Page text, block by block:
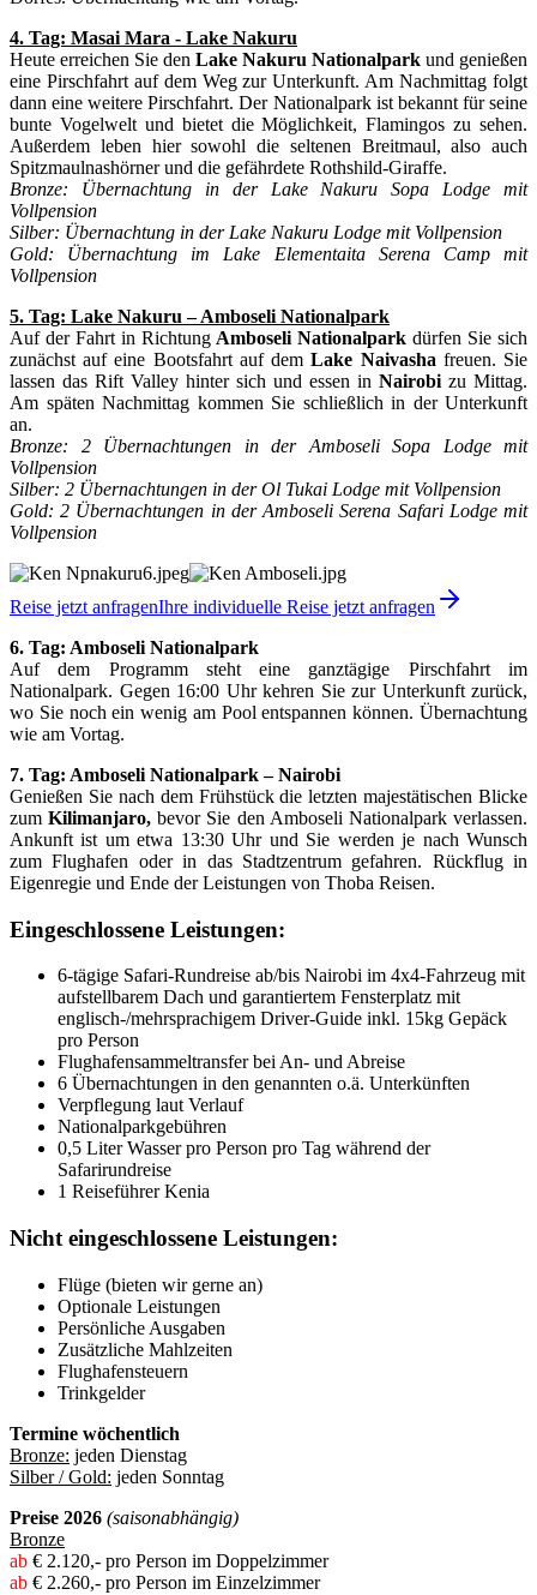
4. Tag: Masai Mara - Lake Nakuru
Heute erreichen Sie den Lake Nakuru Nationalpark und genießen
eine Pirschfahrt auf dem Weg zur Unterkunft. Am Nachmittag folgt
dann eine weitere Pirschfahrt. Der Nationalpark ist bekannt für seine
bunte Vogelwelt und bietet die Möglichkeit, Flamingos zu sehen.
Außerdem leben hier sowohl die seltenen Breitmaul, also auch
Spitzmaulnashörner und die gefährdete Rothshild-Giraffe.
Bronze: Übernachtung in der Lake Nakuru Sopa Lodge mit
Vollpension
Silber: Übernachtung in der Lake Nakuru Lodge mit Vollpension
Gold: Übernachtung im Lake Elementaita Serena Camp mit
Vollpension
5. Tag: Lake Nakuru – Amboseli Nationalpark
Auf der Fahrt in Richtung Amboseli Nationalpark dürfen Sie sich
zunächst auf eine Bootsfahrt auf demLake Naivasha freuen. Sie
lassen das Rift Valley hinter sich und essen in Nairobi zu Mittag.
Am späten Nachmittag kommen Sie schließlich in der Unterkunft
an.
Bronze: 2 Übernachtungen in der Amboseli Sopa Lodge mit
Vollpension
Silber: 2 Übernachtungen in der Ol Tukai Lodge mit Vollpension
Gold: 2 Übernachtungen in der Amboseli Serena Safari Lodge mit
Vollpension
Reise jetzt anfragenIhre individuelle Reise jetzt anfragen
6. Tag: Amboseli Nationalpark
Auf dem Programm steht eine ganztägige Pirschfahrt im
Nationalpark. Gegen 16:00 Uhr kehren Sie zur Unterkunft zurück,
wo Sie noch ein wenig am Pool entspannen können. Übernachtung
wie am Vortag.
7. Tag: Amboseli Nationalpark – Nairobi
Genießen Sie nach dem Frühstück die letzten majestätischen Blicke
zumKilimanjaro, bevor Sie den Amboseli Nationalpark verlassen.
Ankunft ist um etwa 13:30 Uhr und Sie werden je nach Wunsch
zum Flughafen oder in das Stadtzentrum gefahren. Rückflug in
Eigenregie und Ende der Leistungen von Thoba Reisen.
Eingeschlossene Leistungen:
6-tägige Safari-Rundreise ab/bis Nairobi im 4x4-Fahrzeug mit
aufstellbarem Dach und garantiertem Fensterplatz mit
englisch-/mehrsprachigem Driver-Guide inkl. 15kg Gepäck
pro Person
Flughafensammeltransfer bei An- und Abreise
6 Übernachtungen in den genannten o.ä. Unterkünften
Verpflegung laut Verlauf
Nationalparkgebühren
0,5 Liter Wasser pro Person pro Tag während der
Safarirundreise
1 Reiseführer Kenia
Nicht eingeschlossene Leistungen:
Flüge (bieten wir gerne an)
Optionale Leistungen
Persönliche Ausgaben
Zusätzliche Mahlzeiten
Flughafensteuern
Trinkgelder
Termine wöchentlich
Bronze: jeden Dienstag
Silber / Gold: jeden Sonntag
Preise 2026 (saisonabhängig)
Bronze
ab € 2.120,- pro Person im Doppelzimmer
ab € 2.260,- pro Person im Einzelzimmer